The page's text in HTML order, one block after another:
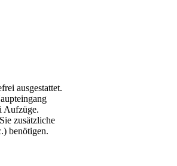
ausgestattet.
Aufzüge.
zusätzliche
benötigen.